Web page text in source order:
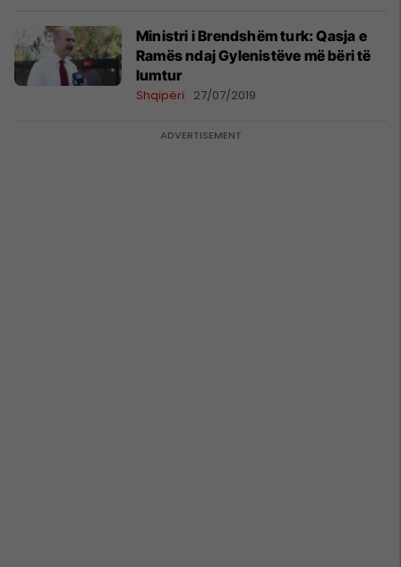
Ministri i Brendshëm turk: Qasja e
Ramës ndaj Gylenistëve më bëri të
lumtur
Shqipëri 27/07/2019